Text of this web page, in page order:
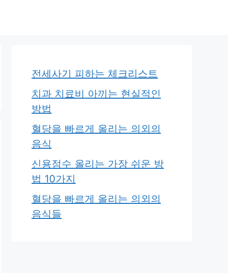
전세사기 피하는 체크리스트
치과 치료비 아끼는 현실적인
방법
혈당을 빠르게 올리는 의외의
음식
신용점수 올리는 가장 쉬운 방
법 10가지
혈당을 빠르게 올리는 의외의
음식들